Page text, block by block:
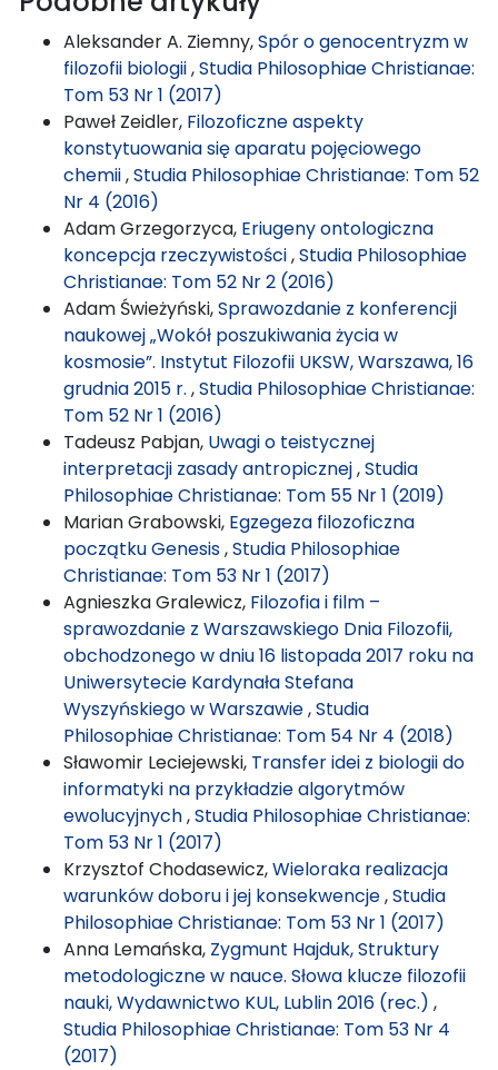
Aleksander A. Ziemny,Spór o genocentryzm w
filozofii biologii,Studia Philosophiae Christianae:
Tom 53 Nr 1 (2017)
Paweł Zeidler, Filozoficzne aspekty
konstytuowania się aparatu pojęciowego
chemii,Studia Philosophiae Christianae: Tom 52
Nr 4 (2016)
Adam Grzegorzyca, Eriugeny ontologiczna
koncepcja rzeczywistości,Studia Philosophiae
Christianae: Tom 52 Nr 2 (2016)
Adam Świeżyński,Sprawozdanie z konferencji
naukowej „Wokół poszukiwania życia w
kosmosie”. Instytut Filozofii UKSW, Warszawa, 16
grudnia 2015 r. ,Studia Philosophiae Christianae:
Tom 52 Nr 1 (2016)
Tadeusz Pabjan, Uwagi o teistycznej
interpretacji zasady antropicznej,Studia
Philosophiae Christianae: Tom 55 Nr 1 (2019)
Marian Grabowski, Egzegeza filozoficzna
początku Genesis,Studia Philosophiae
Christianae: Tom 53 Nr 1 (2017)
Agnieszka Gralewicz, Filozofia i film –
sprawozdanie z Warszawskiego Dnia Filozofii,
obchodzonego w dniu 16 listopada 2017 roku na
Uniwersytecie Kardynała Stefana
Wyszyńskiego w Warszawie,Studia
Philosophiae Christianae: Tom 54 Nr 4 (2018)
Sławomir Leciejewski, Transfer idei z biologii do
informatyki na przykładzie algorytmów
ewolucyjnych,Studia Philosophiae Christianae:
Tom 53 Nr 1 (2017)
Krzysztof Chodasewicz,Wieloraka realizacja
warunków doboru i jej konsekwencje,Studia
Philosophiae Christianae: Tom 53 Nr 1 (2017)
Anna Lemańska, Zygmunt Hajduk, Struktury
metodologiczne w nauce. Słowa klucze filozofii
nauki, Wydawnictwo KUL, Lublin 2016 (rec.) ,
Studia Philosophiae Christianae: Tom 53 Nr 4
(2017)